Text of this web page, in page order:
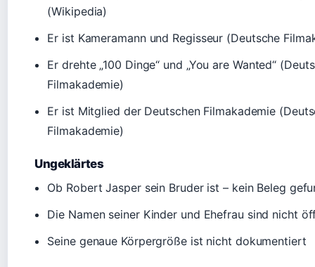
(Wikipedia)
Er ist Kameramann und Regisseur (Deutsche
Er drehte „100 Dinge“ und „You are Wanted“
Filmakademie)
Er ist Mitglied der Deutschen Filmakademie
Filmakademie)
Ungeklärtes
Ob Robert Jasper sein Bruder ist – kein Beleg
Die Namen seiner Kinder und Ehefrau sind nicht
Seine genaue Körpergröße ist nicht dokumentiert